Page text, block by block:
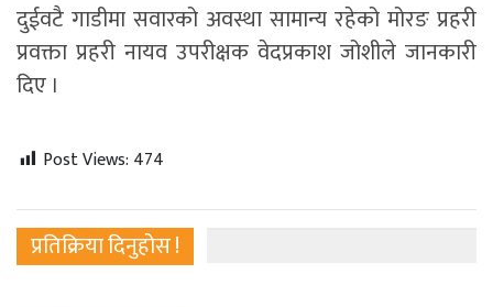
दुईवटै गाडीमा सवारको अवस्था सामान्य रहेको मोरङ प्रहरी
प्रवक्ता प्रहरी नायव उपरीक्षक वेदप्रकाश जोशीले जानकारी
दिए ।
Post Views: 474
प्रतिक्रिया दिनुहोस !